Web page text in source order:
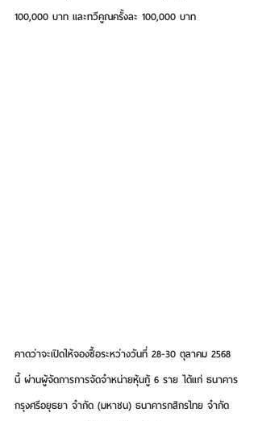
100,000 บาท และทวีคูณครั้งละ 100,000 บาท
คาดว่าจะเปิดให้จองซื้อระหว่างวันที่ 28-30 ตุลาคม 2568
นี้ ผ่านผู้จัดการการจัดจำหน่ายหุ้นกู้ 6 ราย ได้แก่ ธนาคาร
กรุงศรีอยุธยา จำกัด (มหาชน) ธนาคารกสิกรไทย จำกัด